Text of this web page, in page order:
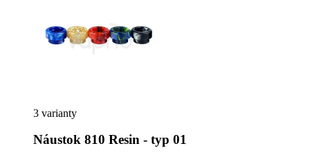
3 varianty
Náustok 810 Resin - typ 01